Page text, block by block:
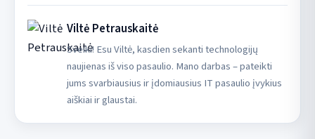
Viltė Petrauskaitė
Sveiki! Esu Viltė, kasdien sekanti technologijų
naujienas iš viso pasaulio. Mano darbas – pateikti
jums svarbiausius ir įdomiausius IT pasaulio įvykius
aiškiai ir glaustai.